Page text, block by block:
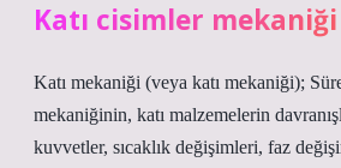
Katı cisimler
Katı mekaniği (veya katı mekaniği);
mekaniğinin, katı malzemelerin
kuvvetler, sıcaklık değişimleri, faz